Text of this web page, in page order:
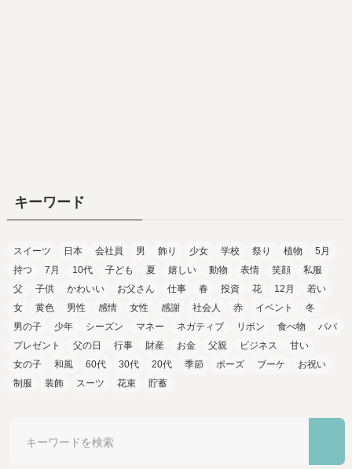
キーワード
スイーツ 日本 会社員 男 飾り 少女 学校 祭り 植物
5月
持つ
7月 10代 子ども 夏 嬉しい 動物 表情 笑顔
私服
父
子供 かわいい お父さん 仕事 春 投資 花 12月
若い
女
黄色 男性 感情 女性 感謝 社会人 赤 イベント
冬
男の子
少年 シーズン マネー ネガティブ リボン 食べ物
パパ
プレゼント
父の日 行事 財産 お金 父親 ビジネス
甘い
女の子
和風 60代 30代 20代 季節 ポーズ ブーケ
お祝い
制服
装飾 スーツ 花束 貯蓄